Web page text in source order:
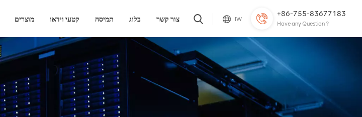
+86-755-83677183
Have any Question ?
IW מוצרים קטעי וידאו תמיסה בלוג צור קשר